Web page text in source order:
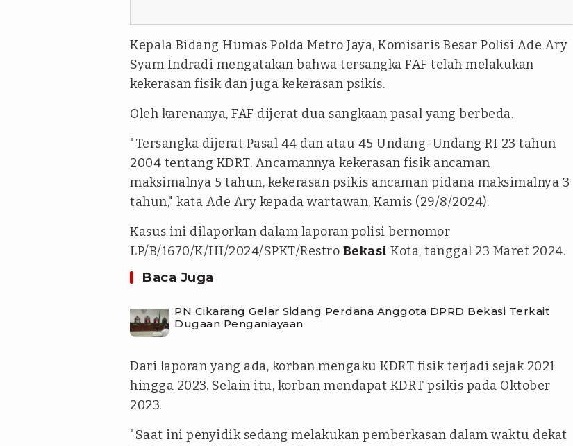
Kepala Bidang Humas Polda Metro Jaya, Komisaris Besar Polisi Ade Ary
Syam Indradi mengatakan bahwa tersangka FAF telah melakukan
kekerasan fisik dan juga kekerasan psikis.
Oleh karenanya, FAF dijerat dua sangkaan pasal yang berbeda.
"Tersangka dijerat Pasal 44 dan atau 45 Undang-Undang RI 23 tahun
2004 tentang KDRT. Ancamannya kekerasan fisik ancaman
maksimalnya 5 tahun, kekerasan psikis ancaman pidana maksimalnya 3
tahun," kata Ade Ary kepada wartawan, Kamis (29/8/2024).
Kasus ini dilaporkan dalam laporan polisi bernomor
LP/B/1670/K/III/2024/SPKT/Restro Bekasi Kota, tanggal 23 Maret 2024.
Baca Juga
PN Cikarang Gelar Sidang Perdana Anggota DPRD Bekasi Terkait
Dugaan Penganiayaan
Dari laporan yang ada, korban mengaku KDRT fisik terjadi sejak 2021
hingga 2023. Selain itu, korban mendapat KDRT psikis pada Oktober
2023.
"Saat ini penyidik sedang melakukan pemberkasan dalam waktu dekat